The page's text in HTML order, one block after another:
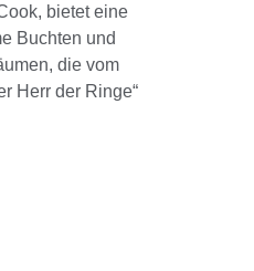
bietet eine
Buchten und
die vom
Herr der Ringe“